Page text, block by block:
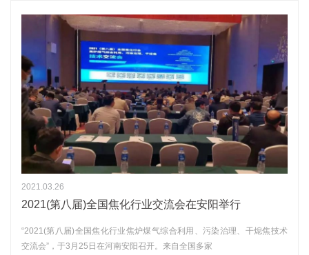
2021.03.26
2021(第八届)全国焦化行业交流会在安阳举行
“2021(第八届)全国焦化行业焦炉煤气综合利用、污染治理、干熄焦技术
交流会”，于3月25日在河南安阳召开。来自全国多家